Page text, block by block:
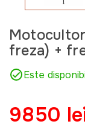
freza) +
Este
9850